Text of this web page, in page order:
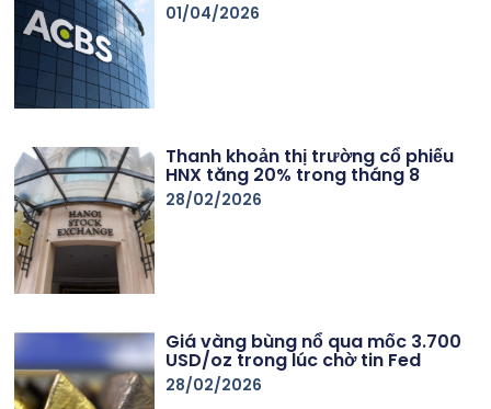
01/04/2026
Thanh khoản thị trường cổ phiếu
HNX tăng 20% trong tháng 8
28/02/2026
Giá vàng bùng nổ qua mốc 3.700
USD/oz trong lúc chờ tin Fed
28/02/2026